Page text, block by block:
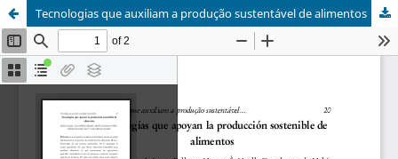
Tecnologias que auxiliam a produção sustentável de alimentos